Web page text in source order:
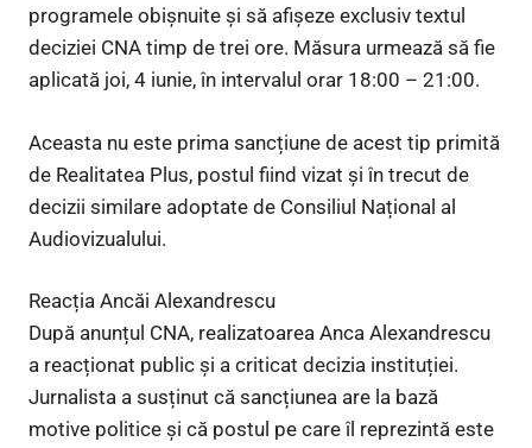
programele obișnuite și să afișeze exclusiv textul
deciziei CNA timp de trei ore. Măsura urmează să fie
aplicată joi, 4 iunie, în intervalul orar 18:00 – 21:00.
Aceasta nu este prima sancțiune de acest tip primită
de Realitatea Plus, postul fiind vizat și în trecut de
decizii similare adoptate de Consiliul Național al
Audiovizualului.
Reacția Ancăi Alexandrescu
După anunțul CNA, realizatoarea Anca Alexandrescu
a reacționat public și a criticat decizia instituției.
Jurnalista a susținut că sancțiunea are la bază
motive politice și că postul pe care îl reprezintă este